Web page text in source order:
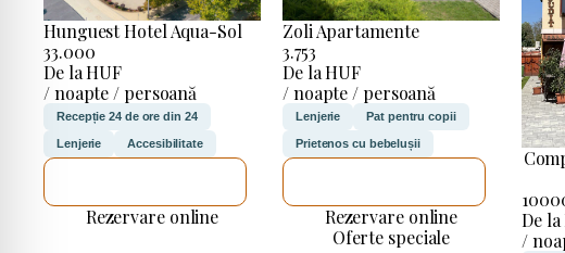
Hunguest Hotel Aqua-Sol
33.000
De la HUF
/ noapte / persoană
Recepție 24 de ore din 24
Lenjerie Accesibilitate
Rezervare online
Zoli Apartamente
3.753
De la HUF
/ noapte / persoană
Lenjerie Pat pentru copii
Prietenos cu bebelușii
Rezervare online
Oferte speciale
De
/